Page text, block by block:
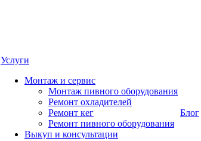
Услуги
Монтаж и сервис
Монтаж пивного оборудования
Ремонт охладителей
Ремонт кег
Ремонт пивного оборудования
Выкуп и консультации
Блог